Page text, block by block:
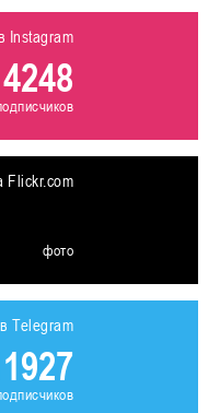
Instagram
4248
фото
Telegram